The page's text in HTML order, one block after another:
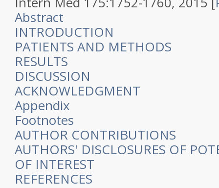
Abstract
INTRODUCTION
PATIENTS AND METHODS
RESULTS
DISCUSSION
ACKNOWLEDGMENT
Appendix
Footnotes
AUTHOR CONTRIBUTIONS
AUTHORS' DISCLOSURES OF
OF INTEREST
REFERENCES